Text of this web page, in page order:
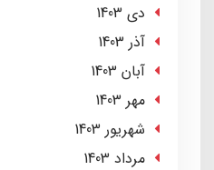
دی 1403
آذر 1403
آبان 1403
مهر 1403
شهریور 1403
مرداد 1403